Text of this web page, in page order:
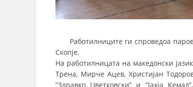
Работилниците ги спроведоа
Скопје.
На работилницата на македонски
Трена, Мирче Ацев, Христијан
”Здравко Цветковски” и ”Јахја